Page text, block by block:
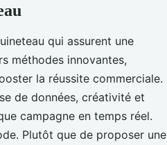
qui assurent une
méthodes innovantes,
la réussite commerciale.
de données, créativité et
campagne en temps réel.
Plutôt que de proposer une